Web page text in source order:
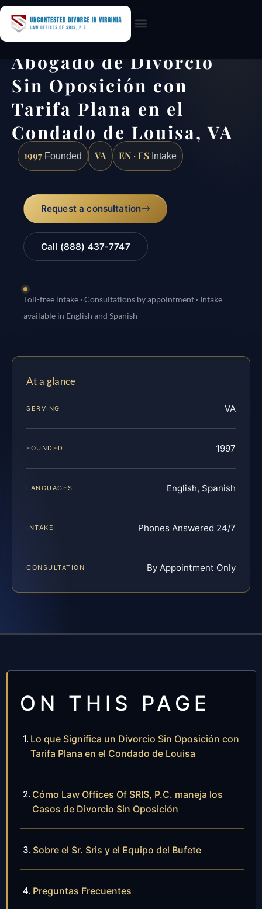
Abogado de Divorcio
Sin Oposición con
Tarifa Plana en el
Condado de Louisa, VA
1997 Founded VA EN · ES Intake
Request a consultation
Call (888) 437-7747
Toll-free intake · Consultations by appointment · Intake
available in English and Spanish
At a glance
SERVING VA
FOUNDED 1997
LANGUAGES English, Spanish
INTAKE Phones Answered 24/7
CONSULTATION By Appointment Only
ON THIS PAGE
Lo que Significa un Divorcio Sin Oposición con
Tarifa Plana en el Condado de Louisa
Cómo Law Offices Of SRIS, P.C. maneja los
Casos de Divorcio Sin Oposición
Sobre el Sr. Sris y el Equipo del Bufete
Preguntas Frecuentes